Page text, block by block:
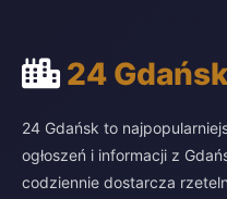
24
24 Gdańsk to
ogłoszeń i informacji z
codziennie dostarcza